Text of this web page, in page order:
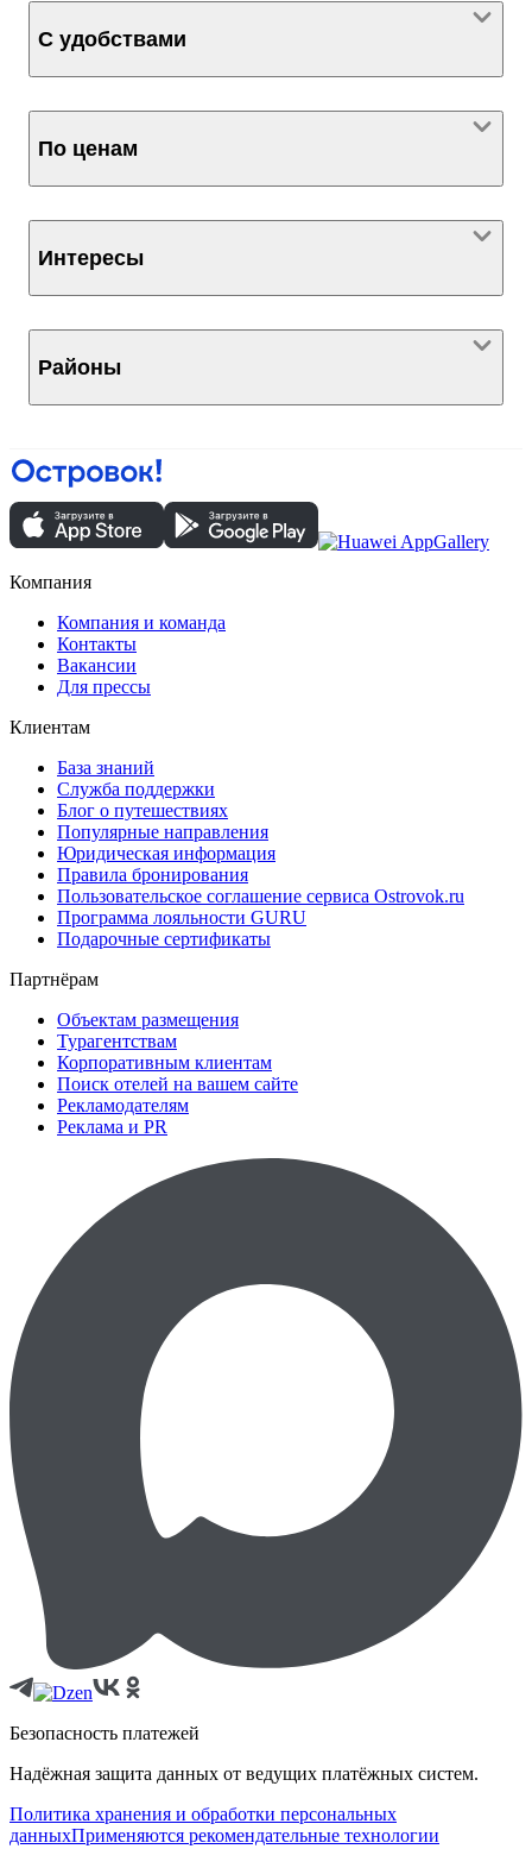
С удобствами
По ценам
Интересы
Районы
Компания
Компания и команда
Контакты
Вакансии
Для прессы
Клиентам
База знаний
Служба поддержки
Блог о путешествиях
Популярные направления
Юридическая информация
Правила бронирования
Пользовательское соглашение сервиса Ostrovok.ru
Программа лояльности GURU
Подарочные сертификаты
Партнёрам
Объектам размещения
Турагентствам
Корпоративным клиентам
Поиск отелей на вашем сайте
Рекламодателям
Реклама и PR
Безопасность платежей
Надёжная защита данных от ведущих платёжных систем.
Политика хранения и обработки персональных
данныхПрименяются рекомендательные технологии